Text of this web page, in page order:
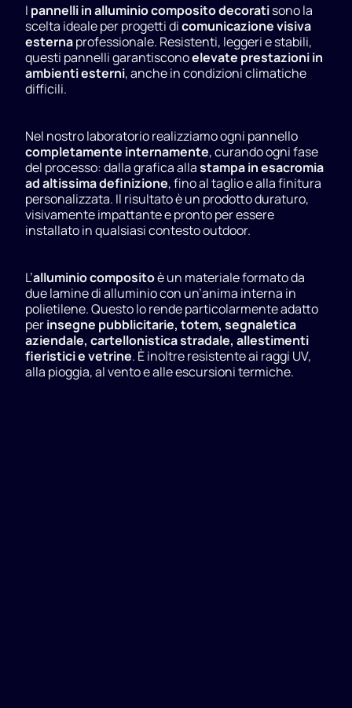
I pannelli in alluminio composito decoratisono la
scelta ideale per progetti dicomunicazione visiva
esternaprofessionale. Resistenti, leggeri e stabili,
questi pannelli garantisconoelevate prestazioni in
ambienti esterni, anche in condizioni climatiche
difficili.
Nel nostro laboratorio realizziamo ogni pannello
completamente internamente, curando ogni fase
del processo: dalla grafica allastampa in esacromia
ad altissima definizione, fino al taglio e alla finitura
personalizzata. Il risultato è un prodotto duraturo,
visivamente impattante e pronto per essere
installato in qualsiasi contesto outdoor.
L’alluminio compositoè un materiale formato da
due lamine di alluminio con un’anima interna in
polietilene. Questo lo rende particolarmente adatto
perinsegne pubblicitarie, totem, segnaletica
aziendale, cartellonistica stradale, allestimenti
fieristici e vetrine. È inoltre resistente ai raggi UV,
alla pioggia, al vento e alle escursioni termiche.